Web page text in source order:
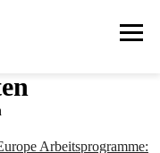
Arbeitsprogramme: